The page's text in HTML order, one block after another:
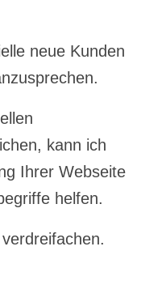
neue Kunden
kann ich
Ihrer Webseite
helfen.